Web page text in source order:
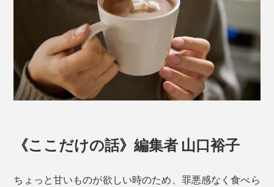
《ここだけの話》編集者 山口裕子
ちょっと甘いものが欲しい時のため、罪悪感なく食べら